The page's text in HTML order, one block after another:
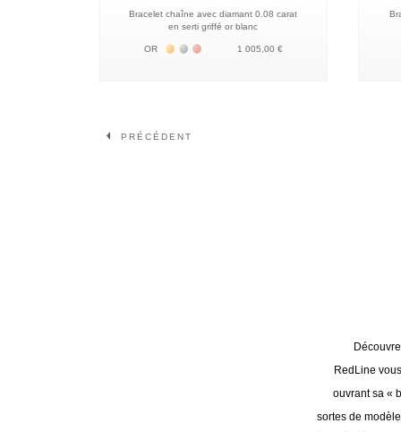
Bracelet chaîne avec diamant 0.08 carat
en serti griffé or blanc
OR Жёлтое золото 18К
Белое золото 18К
Розовое золото 18К
1 005,00 €
Page
PRÉCÉDENT
RedLine
ouvrant sa «
sortes de